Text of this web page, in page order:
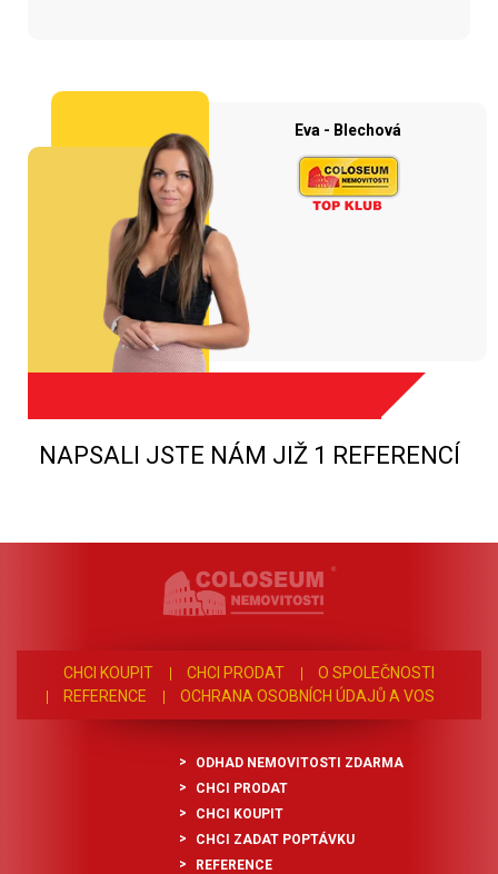
Eva - Blechová
NAPSALI JSTE NÁM JIŽ 1 REFERENCÍ
CHCI KOUPIT CHCI PRODAT
O SPOLEČNOSTI
REFERENCE
OCHRANA OSOBNÍCH ÚDAJŮ A VOS
ODHAD NEMOVITOSTI ZDARMA
CHCI PRODAT
CHCI KOUPIT
CHCI ZADAT POPTÁVKU
REFERENCE